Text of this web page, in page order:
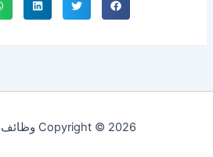
Copyright © 2026 وظائف سعودي نيوز